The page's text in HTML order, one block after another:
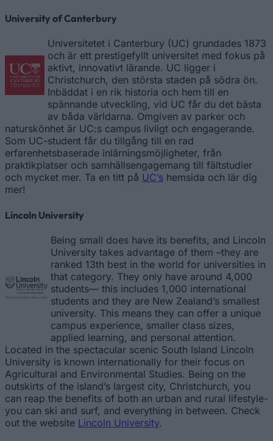
University of Canterbury
Universitetet i Canterbury (UC) grundades 1873
och är ett prestigefyllt universitet med fokus på
aktivt, innovativt lärande. UC ligger i
Christchurch, den största staden på södra ön.
Inbäddat i en rik historia och hem till en
spännande utveckling, vid UC får du det bästa
av båda världarna. Omgiven av parker och
naturskönhet är UC:s campus livligt och engagerande.
Som UC-student får du tillgång till en rad
erfarenhetsbaserade inlärningsmöjligheter, från
praktikplatser och samhällsengagemang till fältstudier
och mycket mer. Ta en titt på UC’s hemsida och lär dig
mer!
Lincoln University
Being small does have its benefits, and Lincoln
University takes advantage of them –they are
ranked 13th best in the world for universities in
that category. They only have around 4,000
students— this includes 1,000 international
students and they are New Zealand’s smallest
university. This means they can offer a unique
campus experience, smaller class sizes,
applied learning, and personal attention.
Located in the spectacular scenic South Island Lincoln
University is known internationally for their focus on
Agricultural and Environmental Studies. Being on the
outskirts of the island’s largest city, Christchurch, you
can reap the benefits of both an urban and rural lifestyle-
you can ski and surf, and everything in between. Check
out the website Lincoln University.